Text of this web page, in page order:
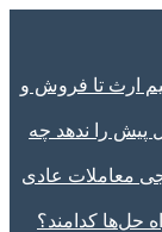
تقسیم ارث تا فروش و
پیش را ندهد چه
معاملات عادی